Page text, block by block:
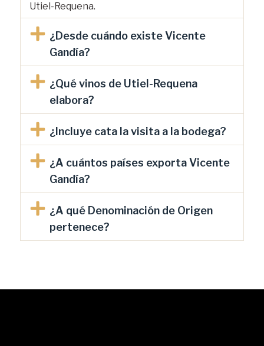
Utiel-Requena.
¿Desde cuándo existe Vicente
Gandía?
¿Qué vinos de Utiel-Requena
elabora?
¿Incluye cata la visita a la bodega?
¿A cuántos países exporta Vicente
Gandía?
¿A qué Denominación de Origen
pertenece?